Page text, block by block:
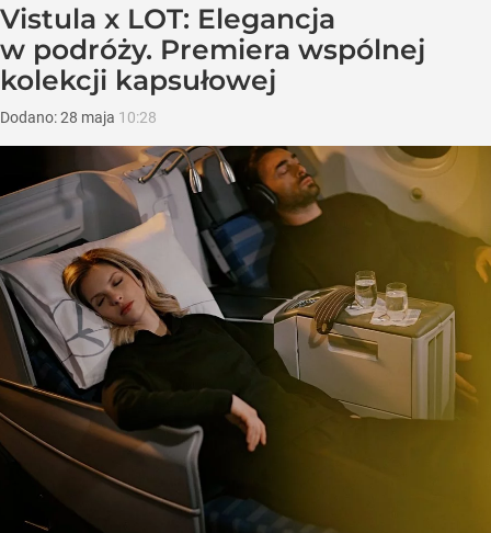
Vistula x LOT: Elegancja
w podróży. Premiera wspólnej
kolekcji kapsułowej
Dodano:28 maja 10:28